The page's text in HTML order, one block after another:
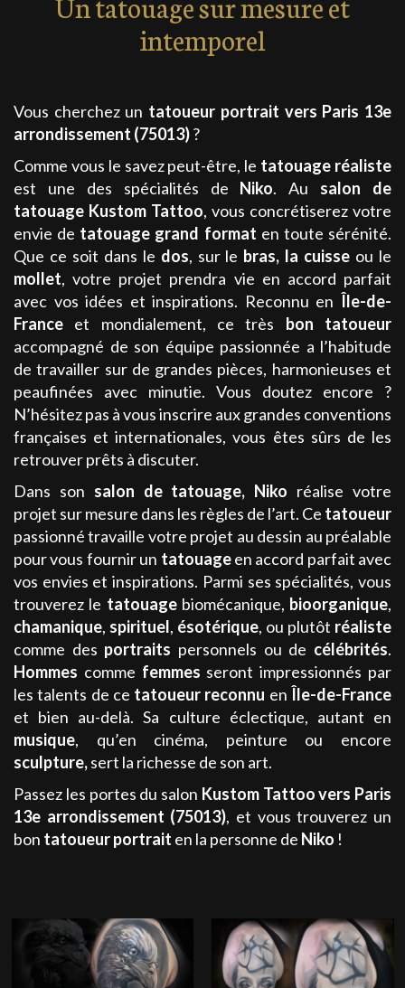
intemporel
Vous cherchez un tatoueur portrait vers Paris 13e
arrondissement (75013)?
Comme vous le savez peut-être, le tatouage réaliste
est une des spécialités de Niko. Au salon de
tatouage Kustom Tattoo, vous concrétiserez votre
envie de tatouage grand format en toute sérénité.
Que ce soit dans le dos, sur le bras, la cuisse ou le
mollet, votre projet prendra vie en accord parfait
avec vos idées et inspirations. Reconnu en Île-de-
France et mondialement, ce très bon tatoueur
accompagné de son équipe passionnée a l’habitude
de travailler sur de grandes pièces, harmonieuses et
peaufinées avec minutie. Vous doutez encore ?
N’hésitez pas à vous inscrire aux grandes conventions
françaises et internationales, vous êtes sûrs de les
retrouver prêts à discuter.
Dans son salon de tatouage, Niko réalise votre
projet sur mesure dans les règles de l’art. Ce tatoueur
passionné travaille votre projet au dessin au préalable
pour vous fournir un tatouageen accord parfait avec
vos envies et inspirations. Parmi ses spécialités, vous
trouverez le tatouagebiomécanique, bioorganique,
chamanique, spirituel, ésotérique, ou plutôt réaliste
comme des portraits personnels ou de célébrités.
Hommes comme femmes seront impressionnés par
les talents de ce tatoueur reconnu en Île-de-France
et bien au-delà. Sa culture éclectique, autant en
musique, qu’en cinéma, peinture ou encore
sculpture,sert la richesse de son art.
Passez les portes du salon Kustom Tattoovers Paris
13e arrondissement (75013), et vous trouverez un
bon tatoueur portrait en la personne de Niko !